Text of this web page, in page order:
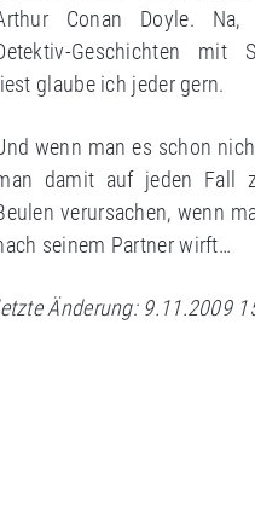
Conan Doyle. Na,
Geschichten mit
liest glaube ich jeder gern.
wenn man es schon
damit auf jeden Fall
verursachen, wenn
seinem Partner wirft…
Änderung: 9.11.2009